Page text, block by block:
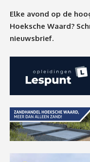
Elke avond op de
Hoeksche Waard?
nieuwsbrief.